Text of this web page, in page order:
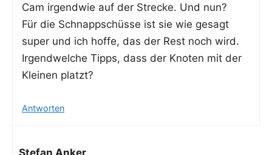
Cam irgend­wie auf der Stre­cke. Und nun?
Für die Schnapp­schüs­se ist sie wie gesagt
super und ich hof­fe, das der Rest noch wird.
Irgend­wel­che Tipps, dass der Kno­ten mit der
Klei­nen platzt?
Antworten
Stefan Anker